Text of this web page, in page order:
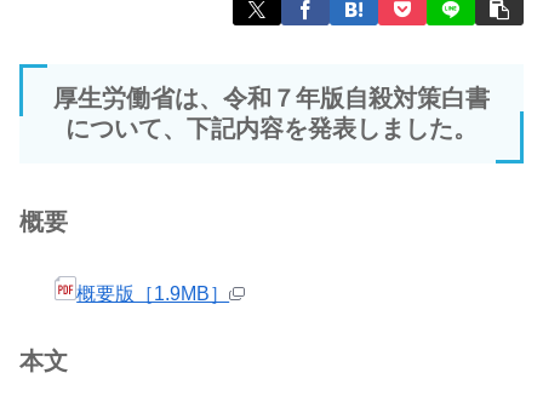
厚生労働省は、令和７年版自殺対策白書
について、下記内容を発表しました。
概要
概要版［1.9MB］
本文